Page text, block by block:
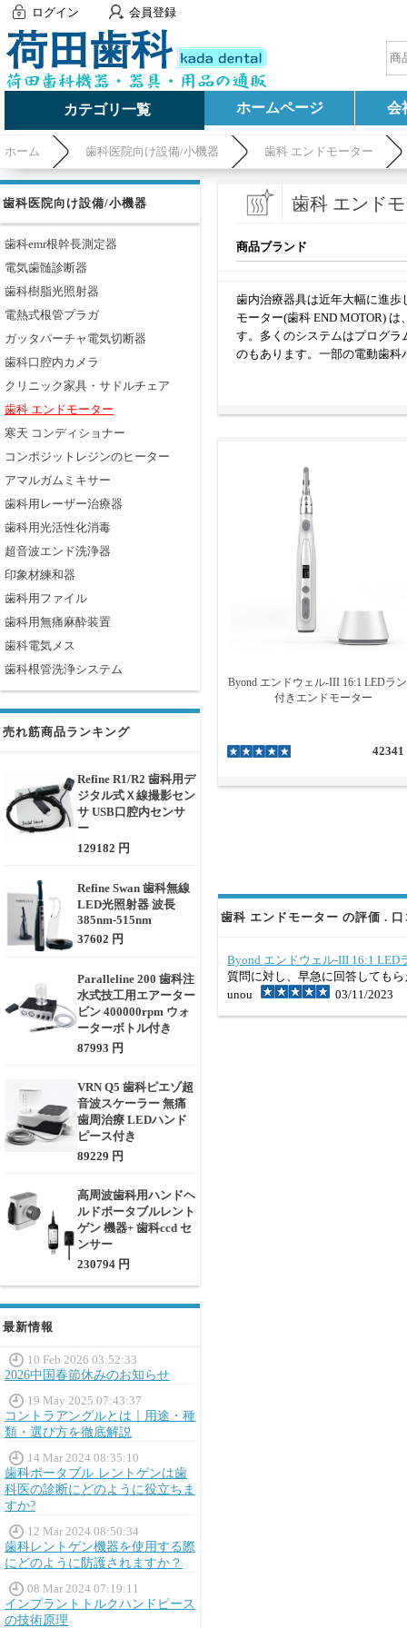
ログイン 会員登録
カテゴリ一覧 ホームページ 会
ホーム 歯科医院向け設備/小機器 歯科 エンドモーター
歯科医院向け設備/小機器
歯科emr根幹長測定器
電気歯髄診断器
歯科樹脂光照射器
電熱式根管プラガ
ガッタパーチャ電気切断器
歯科口腔内カメラ
クリニック家具・サドルチェア
歯科 エンドモーター
寒天 コンディショナー
コンポジットレジンのヒーター
アマルガムミキサー
歯科用レーザー治療器
歯科用光活性化消毒
超音波エンド洗浄器
印象材練和器
歯科用ファイル
歯科用無痛麻酔装置
歯科電気メス
歯科根管洗浄システム
売れ筋商品ランキング
Refine R1/R2 歯科用デ
ジタル式Ｘ線撮影セン
サ USB口腔内センサ
ー
129182 円
Refine Swan 歯科無線
LED光照射器 波長
385nm-515nm
37602 円
Paralleline 200 歯科注
水式技工用エアーター
ビン 400000rpm ウォ
ーターボトル付き
87993 円
VRN Q5 歯科ピエゾ超
音波スケーラー 無痛
歯周治療 LEDハンド
ピース付き
89229 円
高周波歯科用ハンドヘ
ルドポータブルレント
ゲン 機器+ 歯科ccd セ
ンサー
230794 円
最新情報
10 Feb 2026 03:52:33
2026中国春節休みのお知らせ
19 May 2025 07:43:37
コントラアングルとは｜用途・種
類・選び方を徹底解説
14 Mar 2024 08:35:10
歯科ポータブル レントゲンは歯
科医の診断にどのように役立ちま
すか?
12 Mar 2024 08:50:34
歯科レントゲン機器を使用する際
にどのように防護されますか？
08 Mar 2024 07:19:11
インプラントトルクハンドピース
の技術原理
歯科 エンド
商品ブランド
歯内治療器具は近年大幅に進
モーター(歯科 END MOTOR)
す。多くのシステムはプログ
のもあります。一部の電動歯
Byond エンドウェル-III 16:1 LEDラ
付きエンドモーター
42341
歯科 エンドモーター の評価 . 口
Byond エンドウェル-III 16:1 LED
質問に対し、早急に回答しても
unou
03/11/2023